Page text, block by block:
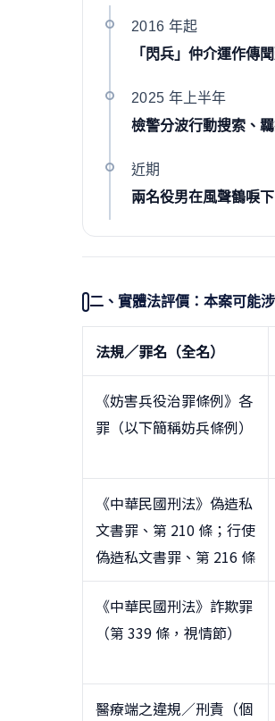
2016 年起
「閃兵」仲介運作傳
2025 年上半年
檢警分波行動搜索、
近期
兩名役男在風聲鶴唳
二、實體法評價：本案可能
法規／罪名（全名）
《妨害兵役治罪條例》各
罪（以下簡稱妨兵條例）
《中華民國刑法》偽造私
文書罪、第 210 條；行使
偽造私文書罪、第 216 條
《中華民國刑法》詐欺罪
（第 339 條，視情節）
醫療端之違規／刑責（個